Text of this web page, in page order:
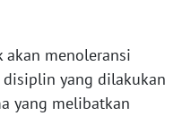
akan menoleransi
yang dilakukan
yang melibatkan